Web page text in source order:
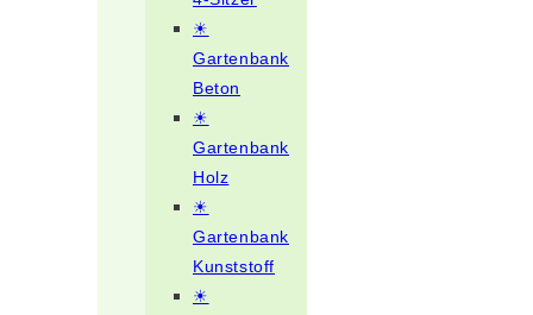
☀
Gartenbank
Beton
☀
Gartenbank
Holz
☀
Gartenbank
Kunststoff
☀